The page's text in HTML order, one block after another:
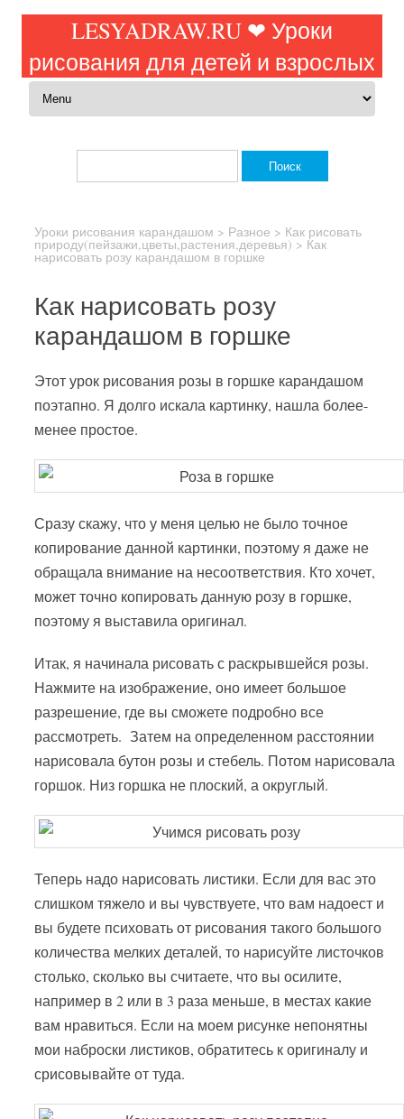
LESYADRAW.RU ❤ Уроки
рисования для детей и взрослых
Перейти к содержимому
Уроки рисования карандашом > Разное > Как рисовать
природу(пейзажи,цветы,растения,деревья) > Как
нарисовать розу карандашом в горшке
Как нарисовать розу
карандашом в горшке
Этот урок рисования розы в горшке карандашом
поэтапно. Я долго искала картинку, нашла более-
менее простое.
Сразу скажу, что у меня целью не было точное
копирование данной картинки, поэтому я даже не
обращала внимание на несоответствия. Кто хочет,
может точно копировать данную розу в горшке,
поэтому я выставила оригинал.
Итак, я начинала рисовать с раскрывшейся розы.
Нажмите на изображение, оно имеет большое
разрешение, где вы сможете подробно все
рассмотреть. Затем на определенном расстоянии
нарисовала бутон розы и стебель. Потом нарисовала
горшок. Низ горшка не плоский, а округлый.
Теперь надо нарисовать листики. Если для вас это
слишком тяжело и вы чувствуете, что вам надоест и
вы будете психовать от рисования такого большого
количества мелких деталей, то нарисуйте листочков
столько, сколько вы считаете, что вы осилите,
например в 2 или в 3 раза меньше, в местах какие
вам нравиться. Если на моем рисунке непонятны
мои наброски листиков, обратитесь к оригиналу и
срисовывайте от туда.